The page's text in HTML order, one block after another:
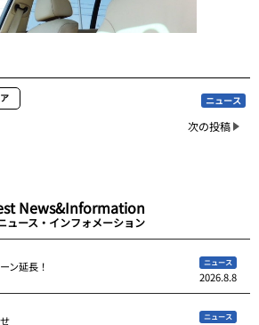
ニュース
次の投稿
News&Information
ュース・インフォメーション
ン延長！ ニュース
2026.8.8
ニュース